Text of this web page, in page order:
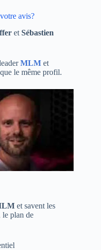
avis?
et Sébastien
MLM et
le même profil.
et savent les
le plan de